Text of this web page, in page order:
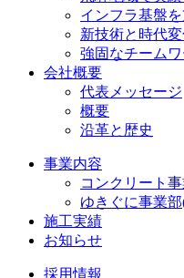
インフラ基盤
新技術と時代
強固なチーム
会社概要
代表メッセージ
概要
沿革と歴史
事業内容
コンクリート
ゆきぐに事業
施工実績
お知らせ
採用情報